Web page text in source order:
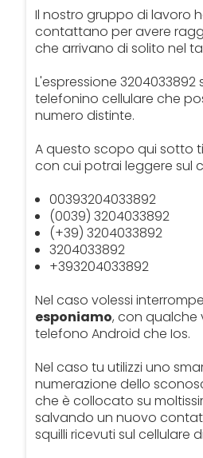
Il nostro gruppo di lavoro
contattano per avere
che arrivano di solito nel
L'espressione
telefonino cellulare che
numero distinte.
A questo scopo qui sotto
con cui potrai leggere sul
00393204033892
(0039) 3204033892
(+39) 3204033892
3204033892
+393204033892
Nel caso volessi
esponiamo, con qualche
telefono Android che Ios.
Nel caso tu utilizzi uno
numerazione dello
che è collocato su
salvando un nuovo
squilli ricevuti sul cellulare